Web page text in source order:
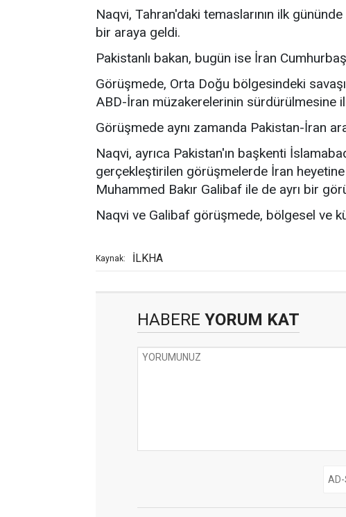
Naqvi, Tahran'daki temaslarının ilk
bir araya geldi.
Pakistanlı bakan, bugün ise İran
Görüşmede, Orta Doğu bölgesindeki
ABD-İran müzakerelerinin sürdürülmesine
Görüşmede aynı zamanda Pakistan-İran
Naqvi, ayrıca Pakistan'ın başkenti
gerçekleştirilen görüşmelerde İran
Muhammed Bakır Galibaf ile de ayrı bir
Naqvi ve Galibaf görüşmede, bölgesel ve
Kaynak: İLKHA
HABERE YORUM KAT